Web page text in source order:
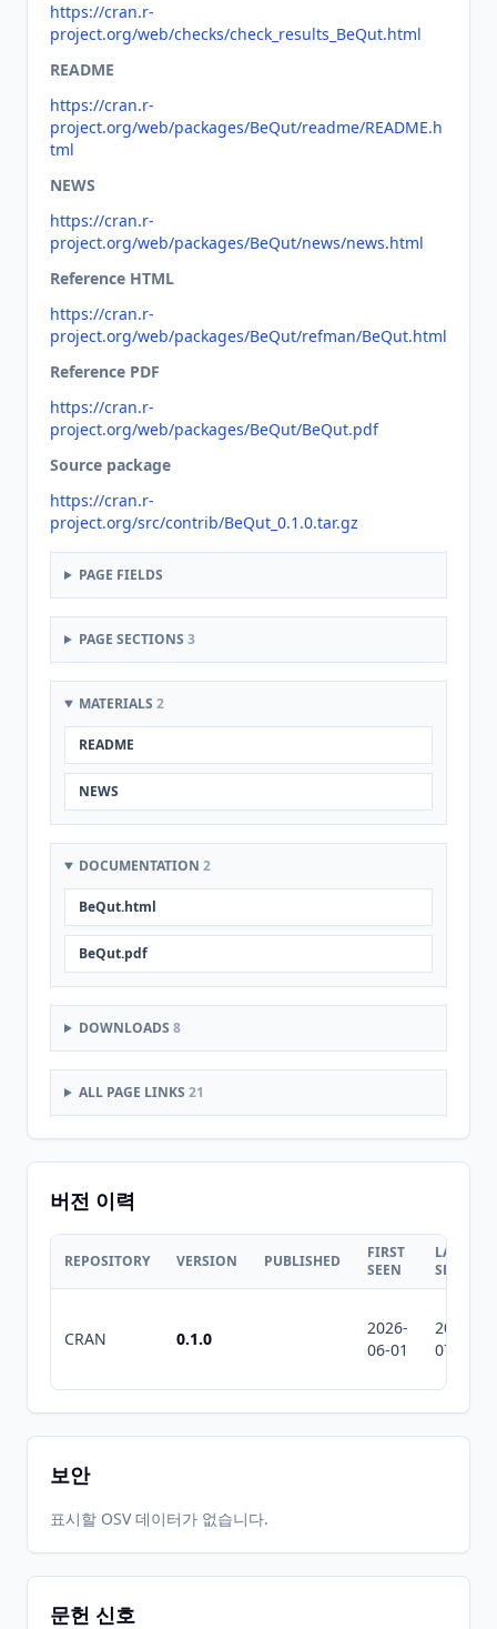
https://cran.r-
project.org/web/checks/check_results_BeQut.html
README
https://cran.r-
project.org/web/packages/BeQut/readme/README.h
tml
NEWS
https://cran.r-
project.org/web/packages/BeQut/news/news.html
Reference HTML
https://cran.r-
project.org/web/packages/BeQut/refman/BeQut.html
Reference PDF
https://cran.r-
project.org/web/packages/BeQut/BeQut.pdf
Source package
https://cran.r-
project.org/src/contrib/BeQut_0.1.0.tar.gz
PAGE FIELDS
PAGE SECTIONS 3
MATERIALS 2
README
NEWS
DOCUMENTATION 2
BeQut.html
BeQut.pdf
DOWNLOADS 8
ALL PAGE LINKS 21
버전 이력
REPOSITORY VERSION PUBLISHED
FIRST
SEEN
LAST
SEEN
CRAN 0.1.0
2026-
06-01
2026-
07-10
보안
표시할 OSV 데이터가 없습니다.
문헌 신호